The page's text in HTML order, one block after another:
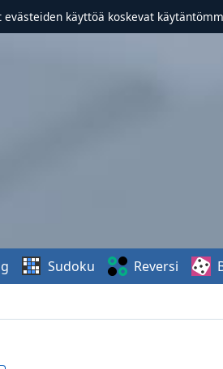
käyttöä koskevat
Sudoku Reversi